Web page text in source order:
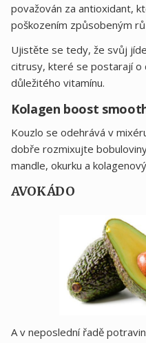
považován za antioxidant,
poškozením způsobeným
Ujistěte se tedy, že svůj
citrusy, které se postarají
důležitého vitamínu.
Kolagen boost
Kouzlo se odehrává v
dobře rozmixujte
mandle, okurku a
AVOKÁDO
A v neposlední řadě